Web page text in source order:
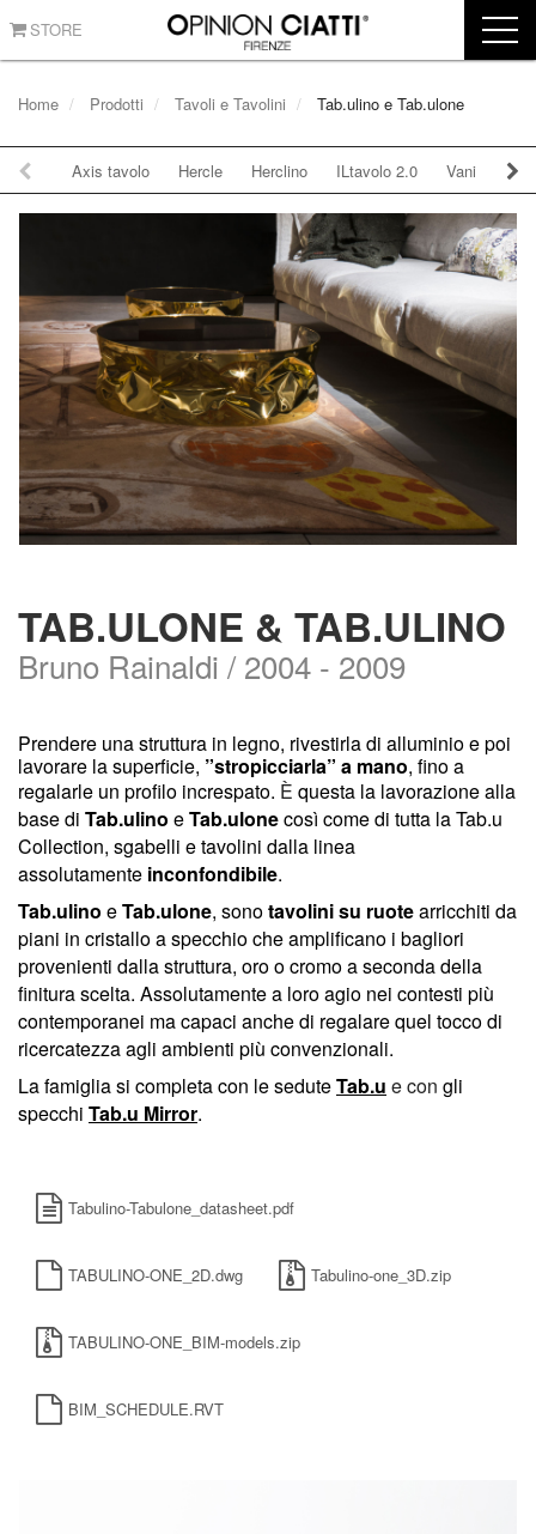
STORE
Home Prodotti Tavoli e Tavolini Tab.ulino e Tab.ulone
Axis tavolo Hercle Herclino ILtavolo 2.0 Vanilla
TAB.ULONE & TAB.ULINO
Bruno Rainaldi / 2004 - 2009
Prendere una struttura in legno, rivestirla di alluminio e poi
lavorare la superficie, ”stropicciarla” a mano, fino a
regalarle un profilo increspato. È questa la lavorazione alla
base di Tab.ulino eTab.ulonecosì come di tutta laTab.u
Collection, sgabelli e tavolini dalla linea
assolutamente inconfondibile.
Tab.ulino eTab.ulone, sonotavolini su ruotearricchiti da
piani in cristallo a specchio che amplificano i bagliori
provenienti dalla struttura, oro o cromo a seconda della
finitura scelta. Assolutamente a loro agio nei contesti più
contemporanei ma capaci anche di regalare quel tocco di
ricercatezza agli ambienti più convenzionali.
La famiglia si completa con le seduteTab.u e con gli
specchi Tab.u Mirror.
Tabulino-Tabulone_datasheet.pdf
TABULINO-ONE_2D.dwg Tabulino-one_3D.zip
TABULINO-ONE_BIM-models.zip
BIM_SCHEDULE.RVT